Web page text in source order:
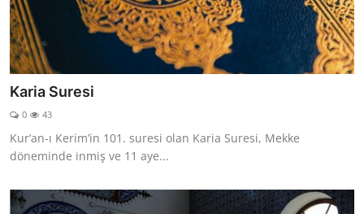
Karia Suresi
0 43
Kur’an-ı Kerim’in 101. suresi olan Karia Suresi, Mekke
döneminde inmiş ve 11 aye...